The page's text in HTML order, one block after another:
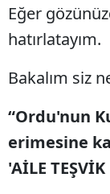
Eğer
hatırlatayım.
Bakalım siz
“Ordu'nun
erimesine
'AİLE